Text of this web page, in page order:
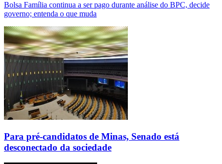
Bolsa Família continua a ser pago durante análise do BPC, decide
governo; entenda o que muda
Para pré-candidatos de Minas, Senado está
desconectado da sociedade